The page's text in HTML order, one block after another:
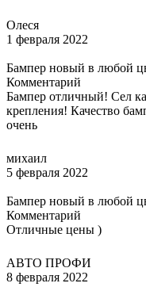
Олеся
1 февраля 2022
Бампер новый в любой
Комментарий
Бампер отличный! Сел
крепления! Качество
очень
михаил
5 февраля 2022
Бампер новый в любой
Комментарий
Отличные цены )
АВТО ПРОФИ
8 февраля 2022